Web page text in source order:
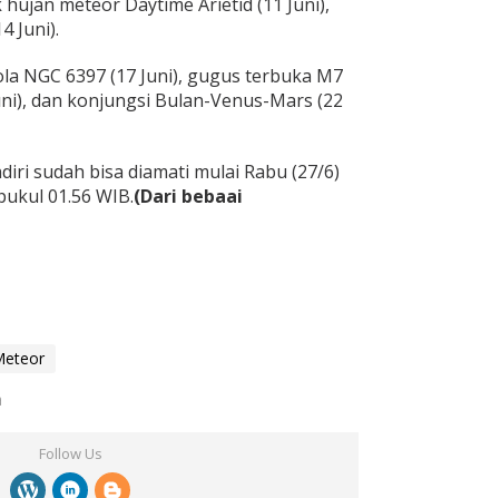
Juni).
NGC 6397 (17 Juni), gugus terbuka M7
dan konjungsi Bulan-Venus-Mars (22
sudah bisa diamati mulai Rabu (27/6)
01.56 WIB.(Dari bebaai
Follow Us